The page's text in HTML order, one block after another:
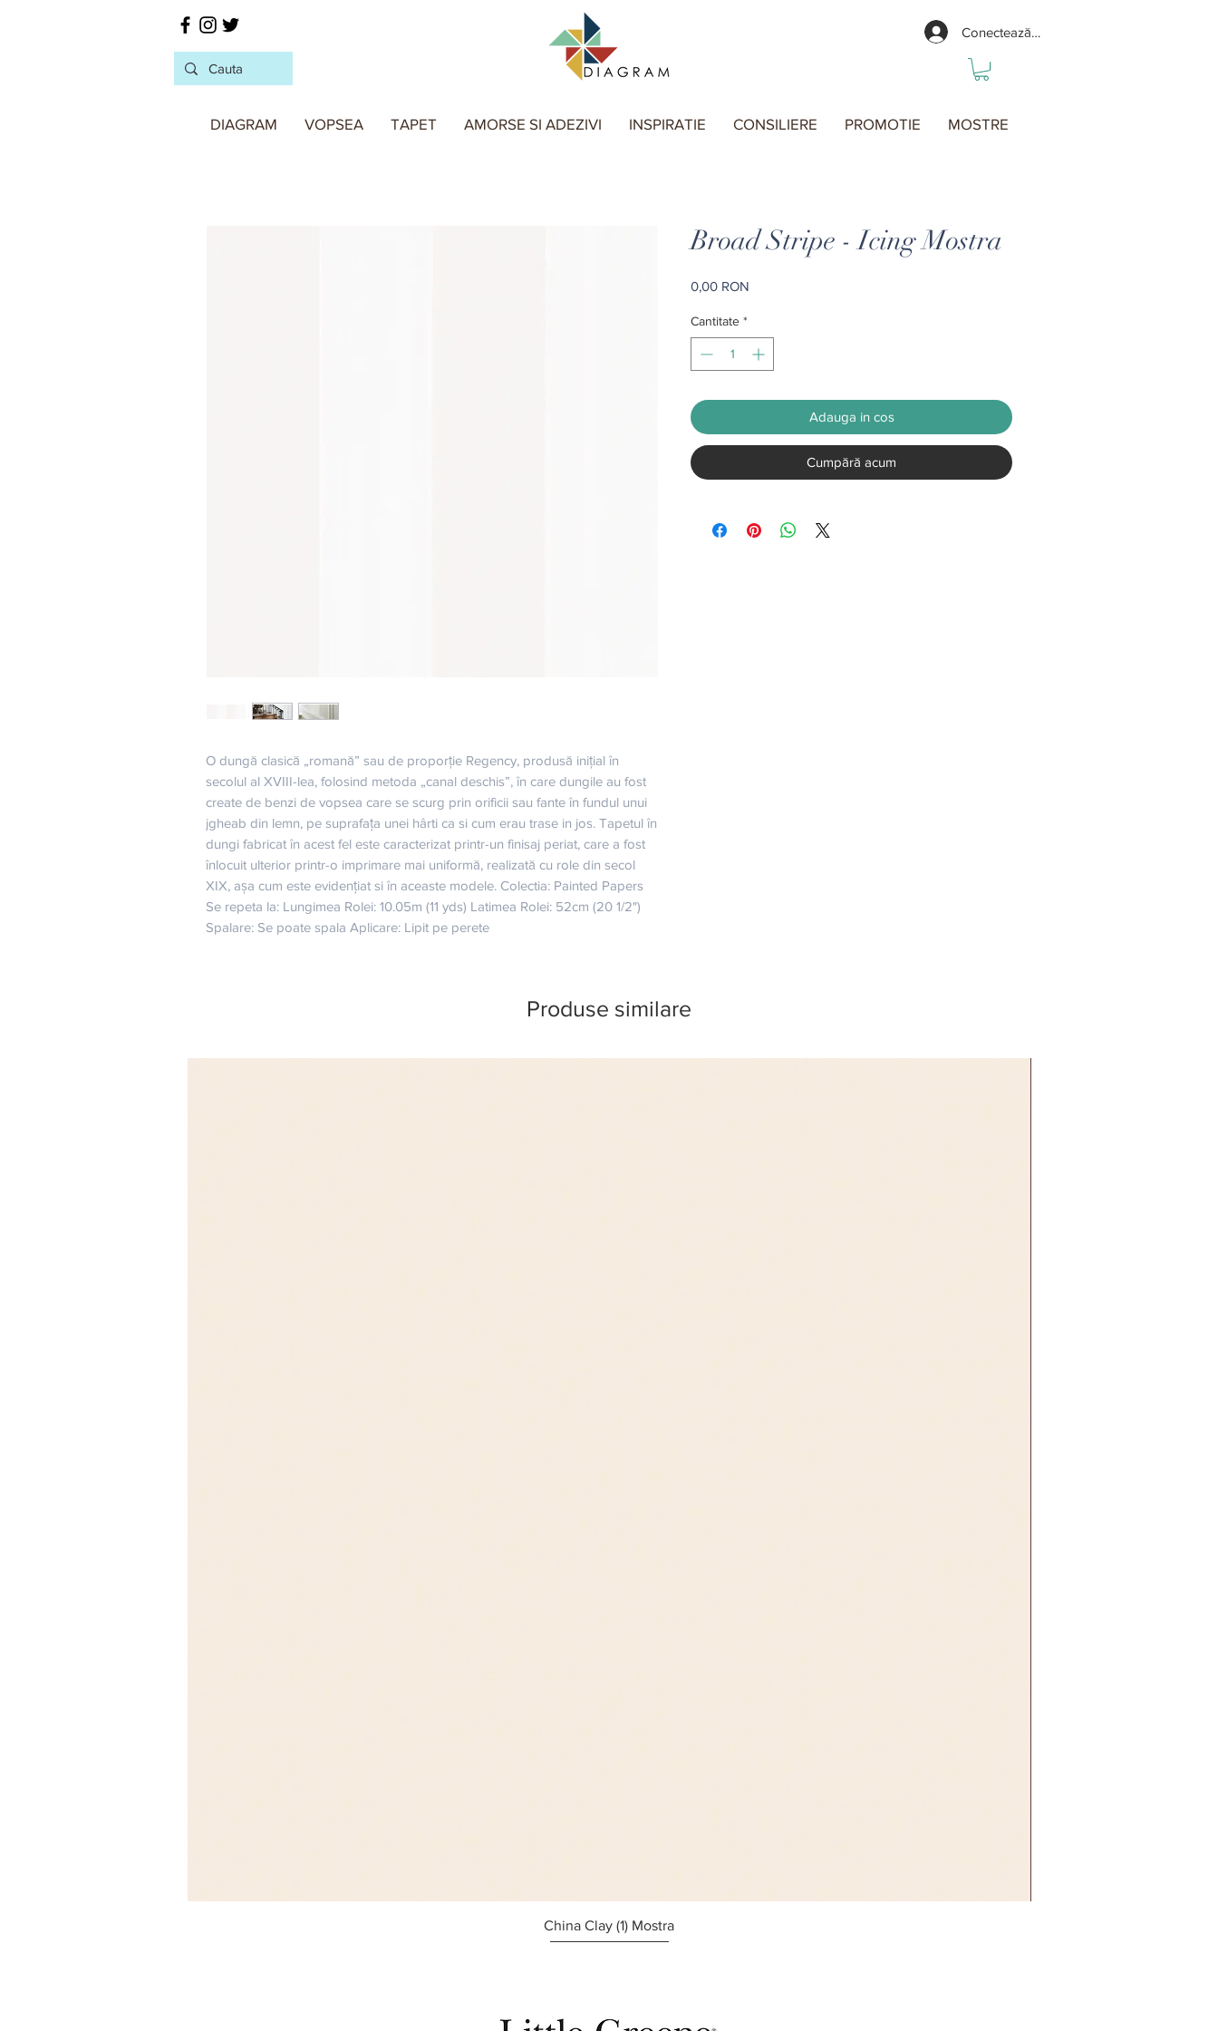
Conectează-te
DIAGRAM VOPSEA TAPET AMORSE SI ADEZIVI INSPIRATIE CONSILIERE PROMOTIE MOSTRE
O dungă clasică „romană” sau de proporție Regency, produsă inițial în
secolul al XVIII-lea, folosind metoda „canal deschis”, în care dungile au fost
create de benzi de vopsea care se scurg prin orificii sau fante în fundul unui
jgheab din lemn, pe suprafața unei hârti ca si cum erau trase in jos. Tapetul în
dungi fabricat în acest fel este caracterizat printr-un finisaj periat, care a fost
înlocuit ulterior printr-o imprimare mai uniformă, realizată cu role din secol
XIX, așa cum este evidențiat si în aceaste modele. Colectia: Painted Papers
Se repeta la: Lungimea Rolei: 10.05m (11 yds) Latimea Rolei: 52cm (20 1/2")
Spalare: Se poate spala Aplicare: Lipit pe perete
Broad Stripe - Icing Mostra
0,00 RON
Cantitate *
Adauga in cos
Cumpără acum
Produse similare
Afișare rapidă
China Clay (1) Mostra